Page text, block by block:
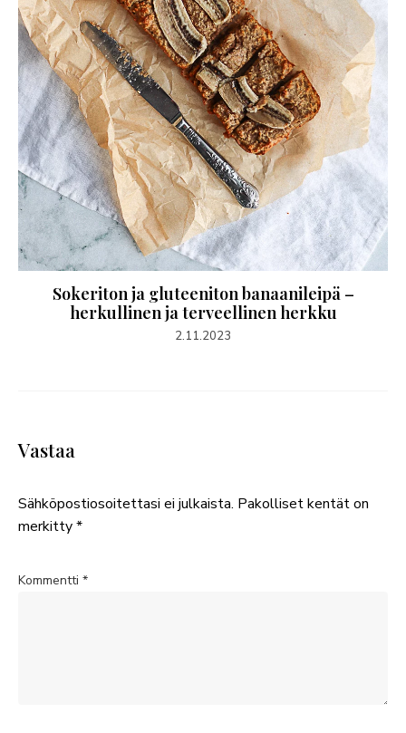
Sokeriton ja gluteeniton banaanileipä –
herkullinen ja terveellinen herkku
2.11.2023
Vastaa
Sähköpostiosoitettasi ei julkaista. Pakolliset kentät on
merkitty*
Kommentti *